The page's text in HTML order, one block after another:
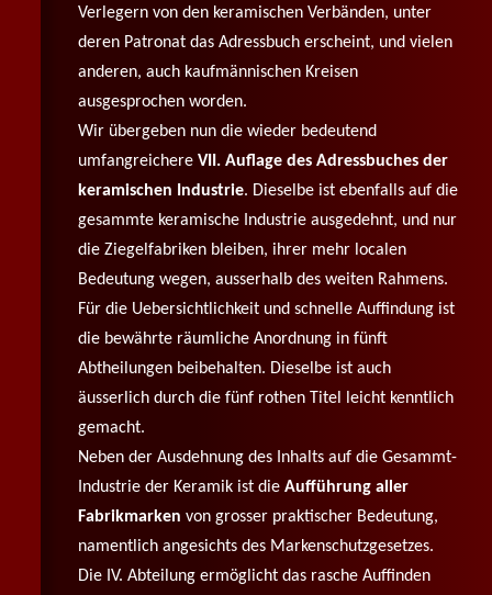
Verlegern von den keramischen Verbänden, unter
deren Patronat das Adressbuch erscheint, und vielen
anderen, auch kaufmännischen Kreisen
ausgesprochen worden.
Wir übergeben nun die wieder bedeutend
umfangreichereVII. Auflage des Adressbuches der
keramischen Industrie. Dieselbe ist ebenfalls auf die
gesammte keramische Industrie ausgedehnt, und nur
die Ziegelfabriken bleiben, ihrer mehr localen
Bedeutung wegen, ausserhalb des weiten Rahmens.
Für die Uebersichtlichkeit und schnelle Auffindung ist
die bewährte räumliche Anordnung in fünft
Abtheilungen beibehalten. Dieselbe ist auch
äusserlich durch die fünf rothen Titel leicht kenntlich
gemacht.
Neben der Ausdehnung des Inhalts auf die Gesammt-
Industrie der Keramik ist dieAufführung aller
Fabrikmarken von grosser praktischer Bedeutung,
namentlich angesichts des Markenschutzgesetzes.
Die IV. Abteilung ermöglicht das rasche Auffinden